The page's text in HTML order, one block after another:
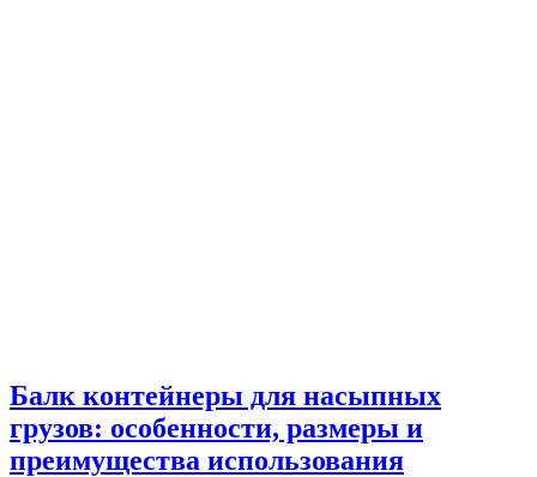
Балк контейнеры для насыпных
грузов: особенности, размеры и
преимущества использования